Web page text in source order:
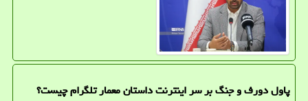
پاول دورف و جنگ بر سر اینترنت داستان معمار تلگرام چیست؟